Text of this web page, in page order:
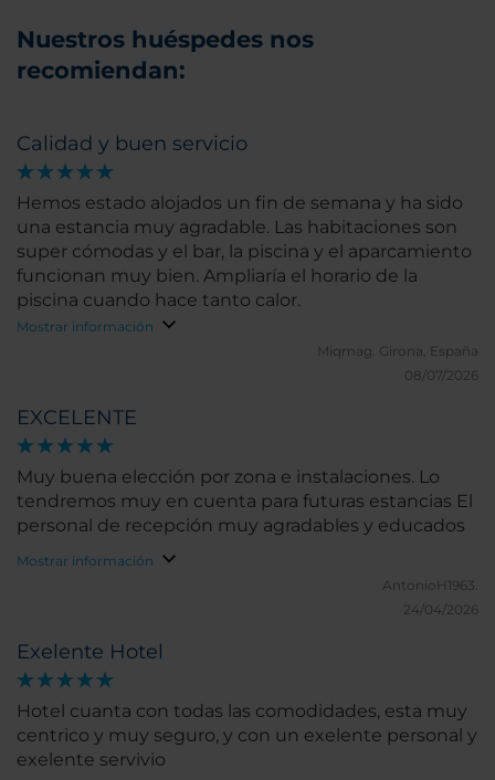
Nuestros huéspedes nos
recomiendan:
Calidad y buen servicio
Hemos estado alojados un fin de semana y ha sido
una estancia muy agradable. Las habitaciones son
super cómodas y el bar, la piscina y el aparcamiento
funcionan muy bien. Ampliaría el horario de la
piscina cuando hace tanto calor.
Mostrar información
Miqmag. Girona, España
08/07/2026
EXCELENTE
Muy buena elección por zona e instalaciones. Lo
tendremos muy en cuenta para futuras estancias El
personal de recepción muy agradables y educados
Mostrar información
AntonioH1963.
24/04/2026
Exelente Hotel
Hotel cuanta con todas las comodidades, esta muy
centrico y muy seguro, y con un exelente personal y
exelente servivio